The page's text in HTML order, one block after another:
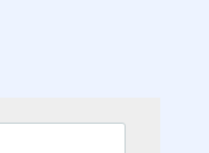
para auxiliar